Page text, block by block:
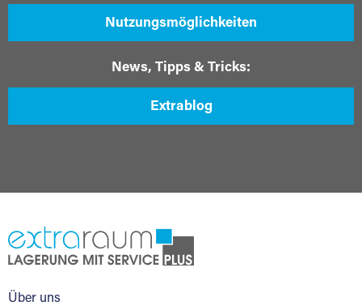
Nutzungsmöglichkeiten
News, Tipps & Tricks:
Extrablog
Über uns